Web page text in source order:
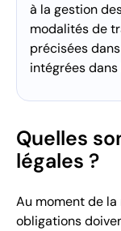
à la gestion
modalités de
précisées
intégrées
Quelles
légales ?
Au moment de
obligations